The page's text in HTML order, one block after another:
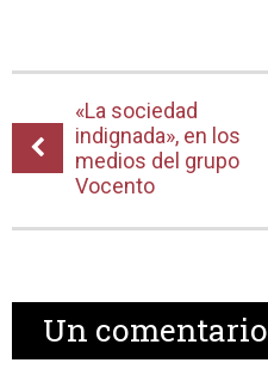
«La sociedad
indignada», en los
medios del grupo
Vocento
Un comentario